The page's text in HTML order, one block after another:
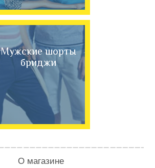
Мужские шорты
бриджи
О магазине